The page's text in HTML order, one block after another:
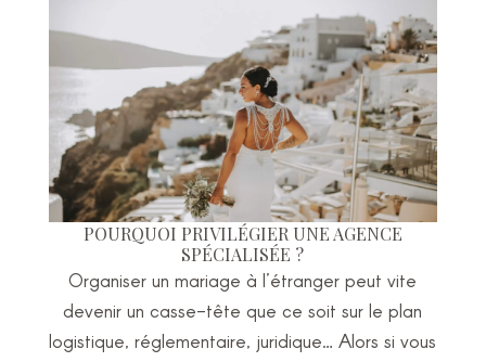
POURQUOI PRIVILÉGIER UNE AGENCE
SPÉCIALISÉE ?
Organiser un mariage à l’étranger peut vite
devenir un casse-tête que ce soit sur le plan
logistique, réglementaire, juridique… Alors si vous